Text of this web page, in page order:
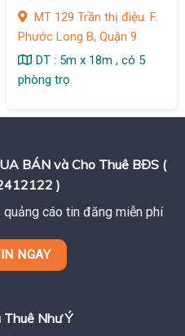
MT 129 Trần thị điệu. F.
Phước Long B, Quận 9
DT : 5m x 18m , có 5
phòng trọ
BÁN và Cho Thuê BĐS (
)
cáo tin đăng miễn phí
NGAY
Như Ý